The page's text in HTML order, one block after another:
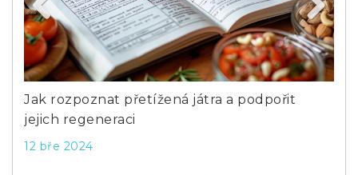
Jak rozpoznat přetížená játra a podpořit
jejich regeneraci
12 bře 2024
Previous Next